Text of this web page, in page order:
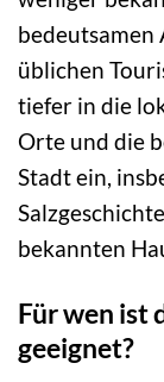
bedeutsamen
üblichen
tiefer in die
Orte und die
Stadt ein,
bekannten
Für wen ist
geeignet?